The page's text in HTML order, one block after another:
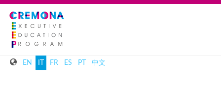
EN FR ES PT 中文